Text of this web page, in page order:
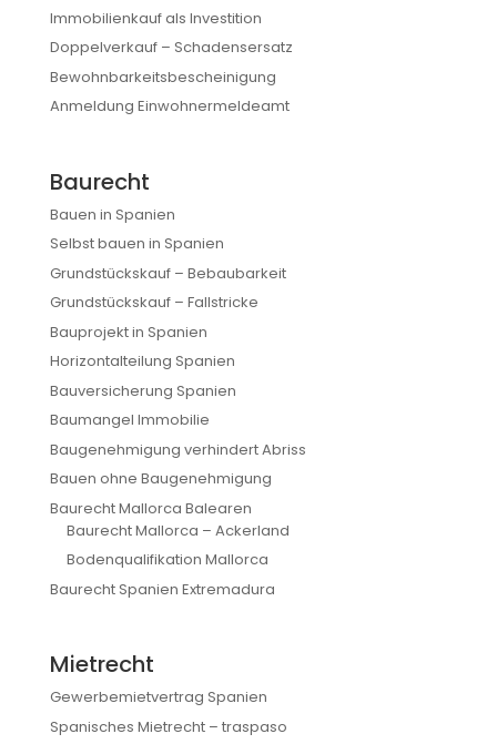
Immobilienkauf als Investition
Doppelverkauf – Schadensersatz
Bewohnbarkeitsbescheinigung
Anmeldung Einwohnermeldeamt
Baurecht
Bauen in Spanien
Selbst bauen in Spanien
Grundstückskauf – Bebaubarkeit
Grundstückskauf – Fallstricke
Bauprojekt in Spanien
Horizontalteilung Spanien
Bauversicherung Spanien
Baumangel Immobilie
Baugenehmigung verhindert Abriss
Bauen ohne Baugenehmigung
Baurecht Mallorca Balearen
Baurecht Mallorca – Ackerland
Bodenqualifikation Mallorca
Baurecht Spanien Extremadura
Mietrecht
Gewerbemietvertrag Spanien
Spanisches Mietrecht – traspaso